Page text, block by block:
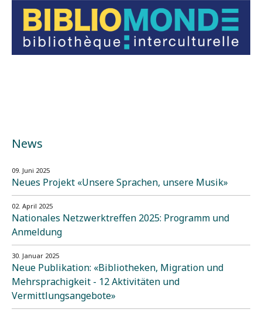
News
09. Juni 2025
Neues Projekt «Unsere Sprachen, unsere Musik»
02. April 2025
Nationales Netzwerktreffen 2025: Programm und
Anmeldung
30. Januar 2025
Neue Publikation: «Bibliotheken, Migration und
Mehrsprachigkeit - 12 Aktivitäten und
Vermittlungsangebote»